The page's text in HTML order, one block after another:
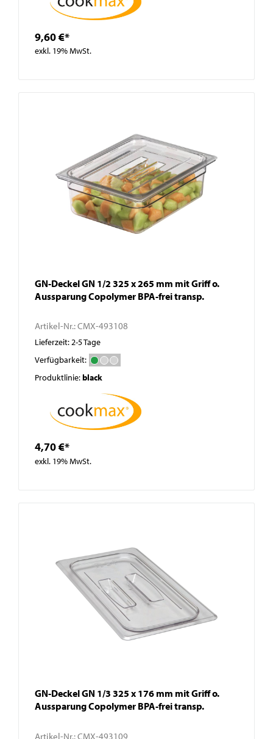
9,60 €*
exkl. 19% MwSt.
GN-Deckel GN 1/2 325 x 265 mm mit Griff o.
Aussparung Copolymer BPA-frei transp.
Artikel-Nr.:CMX-493108
Lieferzeit: 2-5 Tage
Verfügbarkeit:
Produktlinie:black
4,70 €*
exkl. 19% MwSt.
GN-Deckel GN 1/3 325 x 176 mm mit Griff o.
Aussparung Copolymer BPA-frei transp.
Artikel-Nr.:CMX-493109